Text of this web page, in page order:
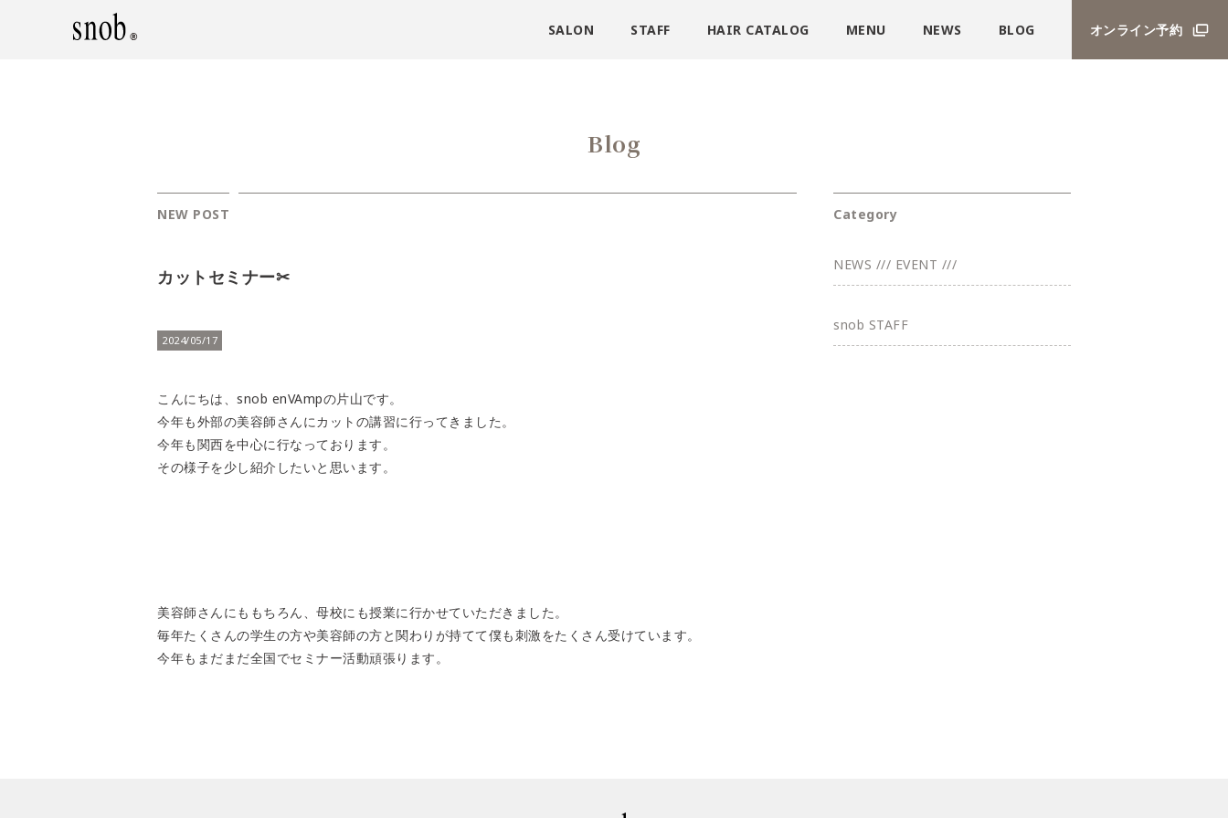
SALON STAFF HAIR CATALOG MENU NEWS BLOG オンライン予約
Blog
NEW POST
カットセミナー✂︎
2024/05/17
こんにちは、snob enVAmpの片山です。
今年も外部の美容師さんにカットの講習に行ってきました。
今年も関西を中心に行なっております。
その様子を少し紹介したいと思います。
美容師さんにももちろん、母校にも授業に行かせていただきました。
毎年たくさんの学生の方や美容師の方と関わりが持てて僕も刺激をたくさん受けています。
今年もまだまだ全国でセミナー活動頑張ります。
Category
NEWS /// EVENT ///
snob STAFF